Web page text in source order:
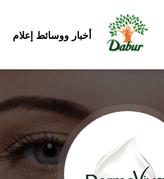
أخبار ووسائط إعلام